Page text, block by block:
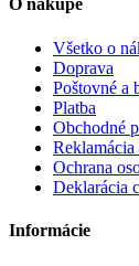
O nákupe
Všetko o
Doprava
Poštovné a
Platba
Obchodné
Reklamácia
Ochrana
Deklarácia
Informácie